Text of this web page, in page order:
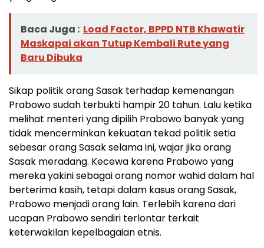
Baca Juga : Load Factor, BPPD NTB Khawatir
Maskapai akan Tutup Kembali Rute yang
Baru Dibuka
Sikap politik orang Sasak terhadap kemenangan
Prabowo sudah terbukti hampir 20 tahun. Lalu ketika
melihat menteri yang dipilih Prabowo banyak yang
tidak mencerminkan kekuatan tekad politik setia
sebesar orang Sasak selama ini, wajar jika orang
Sasak meradang. Kecewa karena Prabowo yang
mereka yakini sebagai orang nomor wahid dalam hal
berterima kasih, tetapi dalam kasus orang Sasak,
Prabowo menjadi orang lain. Terlebih karena dari
ucapan Prabowo sendiri terlontar terkait
keterwakilan kepelbagaian etnis.